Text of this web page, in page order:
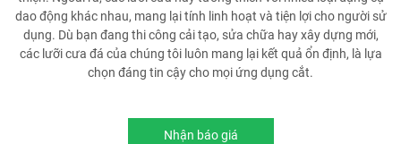
dao động khác nhau, mang lại tính linh hoạt và tiện lợi cho người sử
dụng. Dù bạn đang thi công cải tạo, sửa chữa hay xây dựng mới,
các lưỡi cưa đá của chúng tôi luôn mang lại kết quả ổn định, là lựa
chọn đáng tin cậy cho mọi ứng dụng cắt.
Nhận báo giá